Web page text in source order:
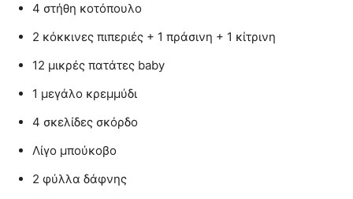
4 στήθη κοτόπουλο
2 κόκκινες πιπεριές + 1 πράσινη + 1 κίτρινη
12 μικρές πατάτες baby
1 μεγάλο κρεμμύδι
4 σκελίδες σκόρδο
Λίγο μπούκοβο
2 φύλλα δάφνης